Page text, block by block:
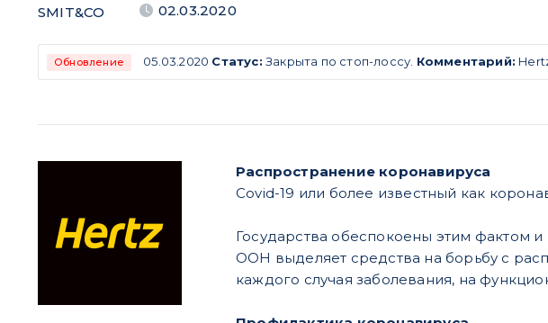
SMIT&CO 02.03.2020
Обновление 05.03.2020 Статус: Закрыта по стоп-лоссу. Комментарий:
Распространение коронавируса
Covid-19 или более известный как
Государства обеспокоены этим фактом
ООН выделяет средства на борьбу с
каждого случая заболевания, на